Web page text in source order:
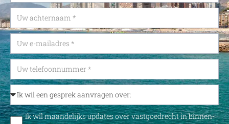
Ik wil maandelijks updates over vastgoedrecht in binnen-